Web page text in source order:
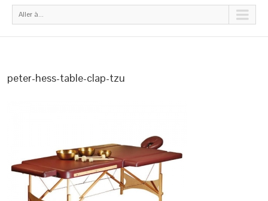
Aller à...
peter-hess-table-clap-tzu